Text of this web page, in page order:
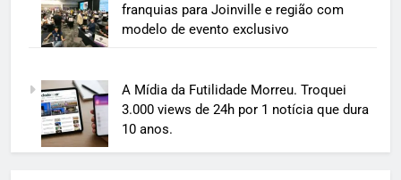
franquias para Joinville e região com
modelo de evento exclusivo
A Mídia da Futilidade Morreu. Troquei
3.000 views de 24h por 1 notícia que dura
10 anos.